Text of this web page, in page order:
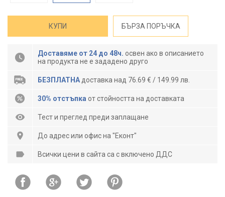
КУПИ БЪРЗА ПОРЪЧКА
Доставяме от 24 до 48ч. освен ако в описанието
на продукта не е зададено друго
БЕЗПЛАТНА доставка над 76.69 € / 149.99 лв.
30% отстъпка от стойността на доставката
Тест и преглед преди заплащане
До адрес или офис на "Еконт"
Всички цени в сайта са с включено ДДС